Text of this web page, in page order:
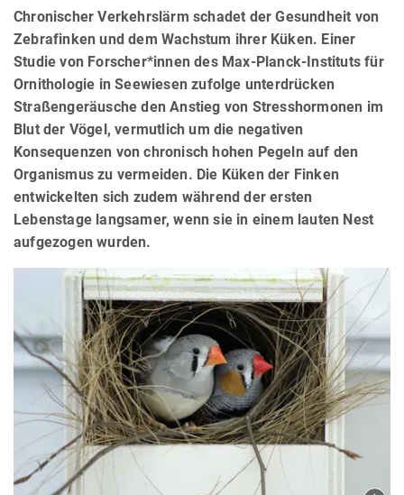
Chronischer Verkehrslärm schadet der Gesundheit von
Zebrafinken und dem Wachstum ihrer Küken. Einer
Studie von Forscher*innen des Max-Planck-Instituts für
Ornithologie in Seewiesen zufolge unterdrücken
Straßengeräusche den Anstieg von Stresshormonen im
Blut der Vögel, vermutlich um die negativen
Konsequenzen von chronisch hohen Pegeln auf den
Organismus zu vermeiden. Die Küken der Finken
entwickelten sich zudem während der ersten
Lebenstage langsamer, wenn sie in einem lauten Nest
aufgezogen wurden.